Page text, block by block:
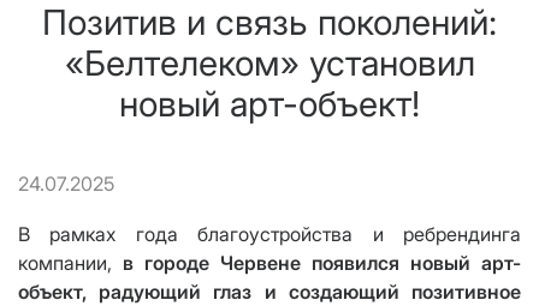
Позитив и связь поколений:
«Белтелеком» установил
новый арт-объект!
24.07.2025
В рамках года благоустройства и ребрендинга
компании, в городе Червене появился новый арт-
объект, радующий глаз и создающий позитивное